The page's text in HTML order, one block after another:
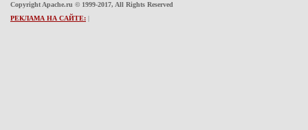
Copyright Apache.ru © 1999-2017, All Rights Reserved
РЕКЛАМА НА САЙТЕ: |